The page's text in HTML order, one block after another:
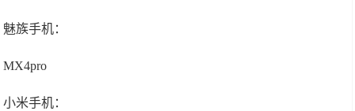
魅族手机：
MX4pro
小米手机：